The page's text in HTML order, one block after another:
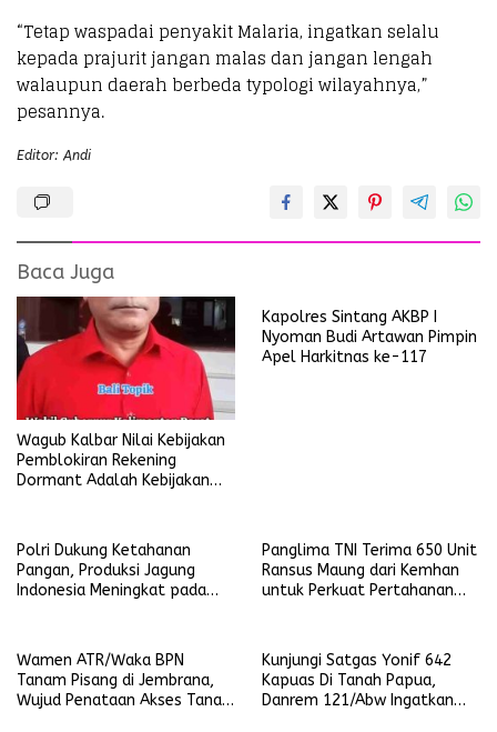
“Tetap waspadai penyakit Malaria, ingatkan selalu
kepada prajurit jangan malas dan jangan lengah
walaupun daerah berbeda typologi wilayahnya,”
pesannya.
Editor: Andi
Baca Juga
Wagub Kalbar Nilai Kebijakan
Pemblokiran Rekening
Dormant Adalah Kebijakan
Kapolres Sintang AKBP I
Nyoman Budi Artawan Pimpin
Apel Harkitnas ke-117
Polri Dukung Ketahanan
Pangan, Produksi Jagung
Indonesia Meningkat pada
Panglima TNI Terima 650 Unit
Ransus Maung dari Kemhan
untuk Perkuat Pertahanan
Wamen ATR/Waka BPN
Tanam Pisang di Jembrana,
Wujud Penataan Akses Tanah
Kunjungi Satgas Yonif 642
Kapuas Di Tanah Papua,
Danrem 121/Abw Ingatkan